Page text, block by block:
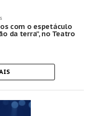
com o espetáculo
da terra”, no Teatro